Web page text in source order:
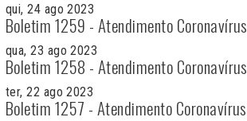
qui, 24 ago 2023
Boletim 1259 - Atendimento Coronavírus
qua, 23 ago 2023
Boletim 1258 - Atendimento Coronavírus
ter, 22 ago 2023
Boletim 1257 - Atendimento Coronavírus